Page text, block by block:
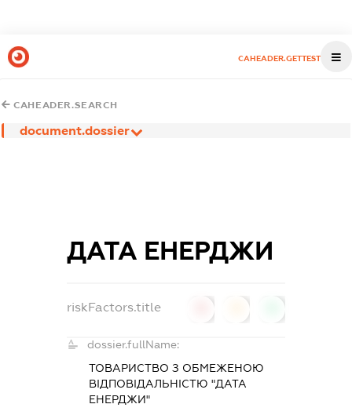
CAHEADER.GETTEST
CAHEADER.SEARCH
document.dossier
ДАТА ЕНЕРДЖИ
riskFactors.title
dossier.fullName:
ТОВАРИСТВО З ОБМЕЖЕНОЮ
ВІДПОВІДАЛЬНІСТЮ "ДАТА
ЕНЕРДЖИ"